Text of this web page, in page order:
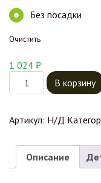
Без посадки
Очистить
1 024 ₽
Количество товара
В корзину
Артикул: Н/Д
Описание